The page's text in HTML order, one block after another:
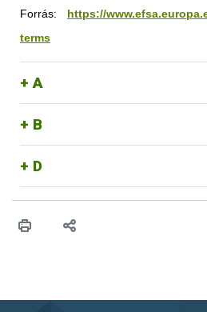
Forrás: https://
terms
A
B
D